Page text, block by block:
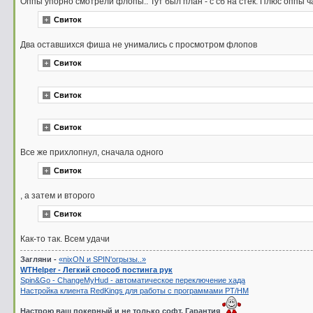
Свиток
Два оставшихся фиша не унимались с просмотром флопов
Свиток
Свиток
Свиток
Все же прихлопнул, сначала одного
Свиток
, а затем и второго
Свиток
Как-то так. Всем удачи
Загляни - «nixON и SPIN'oгрызы..»
WTHelper - Легкий способ постинга рук
Spin&Go - ChangeMyHud - автоматическое переключение хада
Настройка клиента RedKings для работы с программами PT/HM
Настрою ваш покерный и не только софт. Гарантия